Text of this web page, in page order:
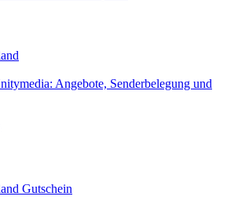
Angebote, Senderbelegung und
Gutschein